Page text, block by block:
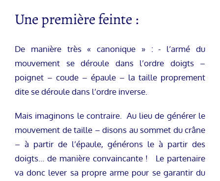
Une première feinte :
De manière très « canonique » : - l’armé du
mouvement se déroule dans l’ordre doigts –
poignet – coude – épaule – la taille proprement
dite se déroule dans l’ordre inverse.
Mais imaginons le contraire. Au lieu de générer le
mouvement de taille – disons au sommet du crâne
– à partir de l’épaule, générons le à partir des
doigts… de manière convaincante ! Le partenaire
va donc lever sa propre arme pour se garantir du